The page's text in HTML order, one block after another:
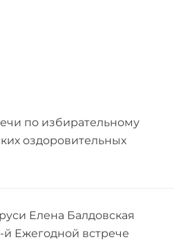
по избирательному
оздоровительных
Елена Балдовская
й Ежегодной встрече